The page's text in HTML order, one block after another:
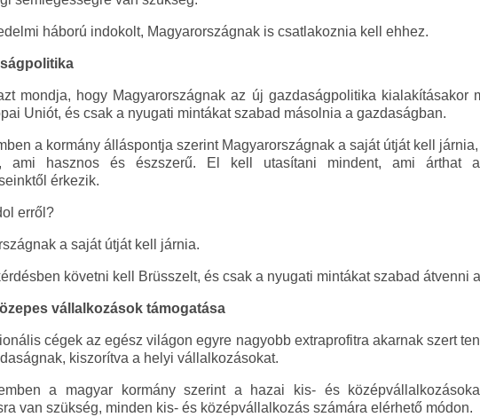
háború indokolt, Magyarországnak is csatlakoznia kell ehhez.
mondja, hogy Magyarországnak az új gazdaságpolitika kialakításakor
Uniót, és csak a nyugati mintákat szabad másolnia a gazdaságban.
a kormány álláspontja szerint Magyarországnak a saját útját kell
ami hasznos és észszerű. El kell utasítani mindent, ami árthat
érkezik.
erről?
a saját útját kell járnia.
követni kell Brüsszelt, és csak a nyugati mintákat szabad átvenni
vállalkozások támogatása
cégek az egész világon egyre nagyobb extraprofitra akarnak szert
kiszorítva a helyi vállalkozásokat.
a magyar kormány szerint a hazai kis- és
van szükség, minden kis- és középvállalkozás számára elérhető módon.